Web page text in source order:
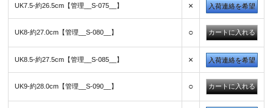
UK7.5-約26.5cm【管理__S-075__】 × 入荷連絡を希望
UK8-約27.0cm【管理__S-080__】 ○
UK8.5-約27.5cm【管理__S-085__】 × 入荷連絡を希望
UK9-約28.0cm【管理__S-090__】 ○